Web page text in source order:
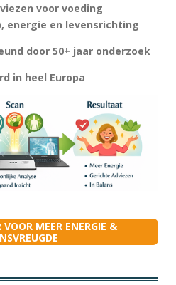
voor voeding
energie en levensrichting
door 50+ jaar onderzoek
in heel Europa
MEER ENERGIE &